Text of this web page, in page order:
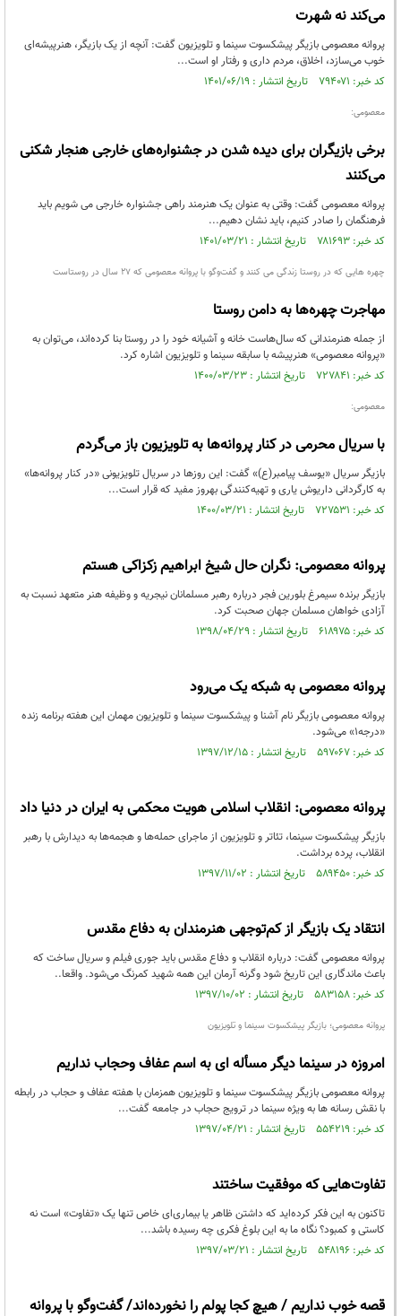
می‌کند نه شهرت
پروانه معصومی بازیگر پیشکسوت سینما و تلویزیون گفت: آنچه از یک بازیگر، هنرپیشه‌ای
خوب می‌سازد، اخلاق، مردم داری و رفتار او است...
کد خبر: ۷۹۴۰۷۱ تاریخ انتشار : ۱۴۰۱/۰۶/۱۹
معصومی:
برخی بازیگران برای دیده شدن در جشنواره‌های خارجی هنجار شکنی
می‌کنند
پروانه معصومی گفت: وقتی به عنوان یک هنرمند راهی جشنواره خارجی می شویم باید
فرهنگمان را صادر کنیم، باید نشان دهیم...
کد خبر: ۷۸۱۶۹۳ تاریخ انتشار : ۱۴۰۱/۰۳/۲۱
چهره هایی که در روستا زندگی می کنند و گفت‌و‌گو با پروانه معصومی که 27 سال در روستاست
مهاجرت چهره‌ها به دامن روستا
از جمله هنرمندانی که سال‌هاست خانه و آشیانه خود را در روستا بنا کرده‌اند، می‌توان به
«پروانه معصومی» هنرپیشه با سابقه سینما و تلویزیون اشاره کرد.
کد خبر: ۷۲۷۸۴۱ تاریخ انتشار : ۱۴۰۰/۰۳/۲۳
معصومی:
با سریال محرمی در کنار پروانه‌ها به تلویزیون باز می‌گردم
بازیگر سریال «یوسف پیامبر(ع)» گفت: این روزها در سریال تلویزیونی «در کنار پروانه‌ها»
به کارگردانی داریوش یاری و تهیه‌کنندگی بهروز مفید که قرار است...
کد خبر: ۷۲۷۵۳۱ تاریخ انتشار : ۱۴۰۰/۰۳/۲۱
پروانه معصومی: نگران حال شیخ ابراهیم زکزاکی هستم
بازیگر برنده سیمرغ بلورین فجر درباره رهبر مسلمانان نیجریه و وظیفه هنر متعهد نسبت به
آزادی خواهان مسلمان جهان صحبت کرد.
کد خبر: ۶۱۸۹۷۵ تاریخ انتشار : ۱۳۹۸/۰۴/۲۹
پروانه معصومی به شبکه یک می‌رود
پروانه معصومی بازیگر نام آشنا و پیشکسوت سینما و تلویزیون مهمان این هفته برنامه زنده
«درجه۱» می‌شود.
کد خبر: ۵۹۷۰۶۷ تاریخ انتشار : ۱۳۹۷/۱۲/۱۵
پروانه معصومی: انقلاب اسلامی هویت محکمی به ایران در دنیا داد
بازیگر پیشکسوت سینما، تئاتر و تلویزیون از ماجرای حمله‌ها و هجمه‌ها به دیدارش با رهبر
انقلاب، پرده برداشت.
کد خبر: ۵۸۹۴۵۰ تاریخ انتشار : ۱۳۹۷/۱۱/۰۲
انتقاد یک بازیگر از کم‌توجهی هنرمندان به دفاع مقدس
پروانه معصومی گفت: درباره انقلاب و دفاع مقدس باید جوری فیلم و سریال ساخت که
باعث ماندگاری این تاریخ شود وگرنه آرمان این همه شهید کمرنگ می‌شود. واقعا..
کد خبر: ۵۸۳۱۵۸ تاریخ انتشار : ۱۳۹۷/۱۰/۰۲
پروانه معصومی؛ بازیگر پیشکسوت سینما و تلویزیون
امروزه در سینما دیگر مسأله ای به اسم عفاف وحجاب نداریم
پروانه معصومی بازیگر پیشکسوت سینما و تلویزیون همزمان با هفته عفاف و حجاب در رابطه
با نقش رسانه ها به ویژه سینما در ترویج حجاب در جامعه گفت...
کد خبر: ۵۵۴۲۱۹ تاریخ انتشار : ۱۳۹۷/۰۴/۲۱
تفاوت‌هایی که موفقیت ساختند
تاکنون به این فکر کرده‌اید که داشتن ظاهر یا بیماری‌ای خاص تنها یک «تفاوت» است نه
کاستی و کمبود؟ نگاه‌ ما به این بلوغ فکری چه رسیده باشد...
کد خبر: ۵۴۸۱۹۶ تاریخ انتشار : ۱۳۹۷/۰۳/۲۱
قصه خوب نداریم / هیچ کجا پولم را نخورده‌اند/ گفت‌وگو با پروانه